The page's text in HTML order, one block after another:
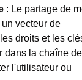
: Le partage de
vecteur de
droits et les
dans la chaîne de
l'utilisateur ou